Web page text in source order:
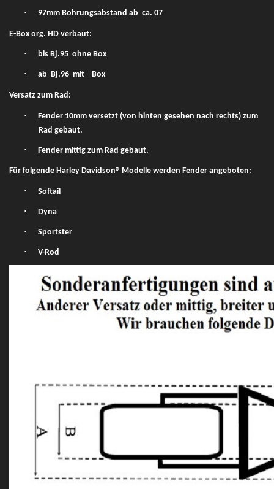
· 97mm Bohrungsabstand ab ca. 07
E-Box org. HD verbaut:
· bis Bj.95 ohne Box
· ab Bj.96 mit Box
Versatz zum Rad:
·
Fender 10mm versetzt (von hinten gesehen nach rechts) zum
Rad gebaut.
· Fender mittig zum Rad gebaut.
Für folgende Harley Davidson® Modelle werden Fender angeboten:
· Softail
· Dyna
· Sportster
· V-Rod